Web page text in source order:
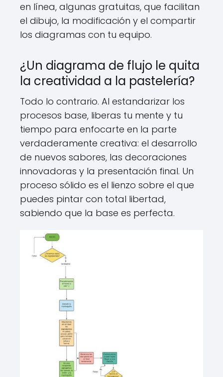
en línea, algunas gratuitas, que facilitan
el dibujo, la modificación y el compartir
los diagramas con tu equipo.
¿Un diagrama de flujo le quita
la creatividad a la pastelería?
Todo lo contrario. Al estandarizar los
procesos base, liberas tu mente y tu
tiempo para enfocarte en la parte
verdaderamente creativa: el desarrollo
de nuevos sabores, las decoraciones
innovadoras y la presentación final. Un
proceso sólido es el lienzo sobre el que
puedes pintar con total libertad,
sabiendo que la base es perfecta.